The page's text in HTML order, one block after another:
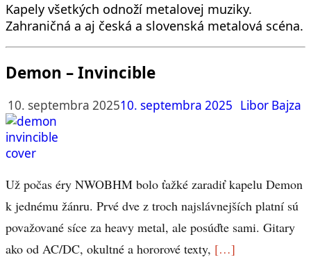
Kapely všetkých odnoží metalovej muziky.
Zahraničná a aj česká a slovenská metalová scéna.
Demon – Invincible
10. septembra 202510. septembra 2025 Libor Bajza
Už počas éry NWOBHM bolo ťažké zaradiť kapelu Demon
k jednému žánru. Prvé dve z troch najslávnejších platní sú
považované síce za heavy metal, ale posúďte sami. Gitary
ako od AC/DC, okultné a hororové texty, […]